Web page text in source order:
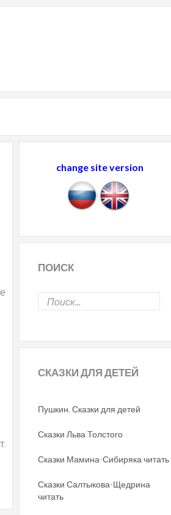
change site version
ПОИСК
СКАЗКИДЛЯ ДЕТЕЙ
Пушкин. Сказки для детей
Сказки Льва Толстого
Сказки Мамина-Сибиряка читать
Сказки Салтыкова-Щедрина
читать